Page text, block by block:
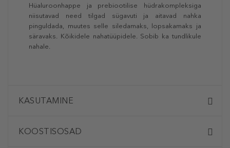
Hüaluroonhappe ja prebiootilise hüdrakompleksiga
niisutavad need tilgad sügavuti ja aitavad nahka
pinguldada, muutes selle siledamaks, lopsakamaks ja
säravaks. Kõikidele nahatüüpidele. Sobib ka tundlikule
nahale.
KASUTAMINE
KOOSTISOSAD